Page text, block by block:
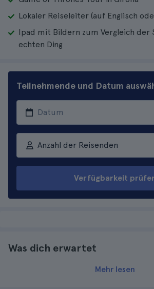
Lokaler Reiseleiter (auf Englisch
Ipad mit Bildern zum Vergleich der
echten Ding
Teilnehmende und Datum
Anzahl der Reisenden
Verfügbarkeit
Was dich erwartet
Mehr lesen